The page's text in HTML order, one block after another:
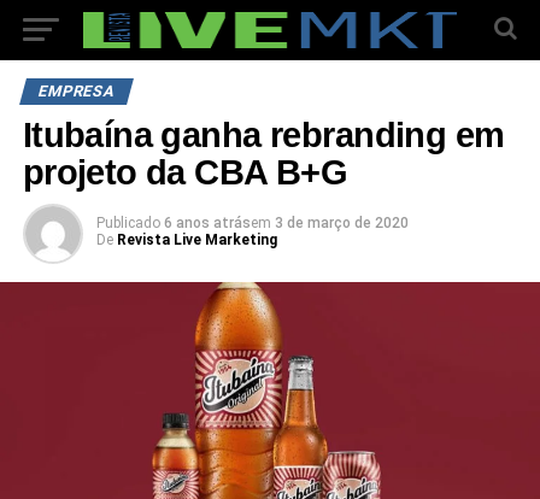
EMPRESA
Itubaína ganha rebranding em
projeto da CBA B+G
Publicado 6 anos atrásem 3 de março de 2020
De Revista Live Marketing